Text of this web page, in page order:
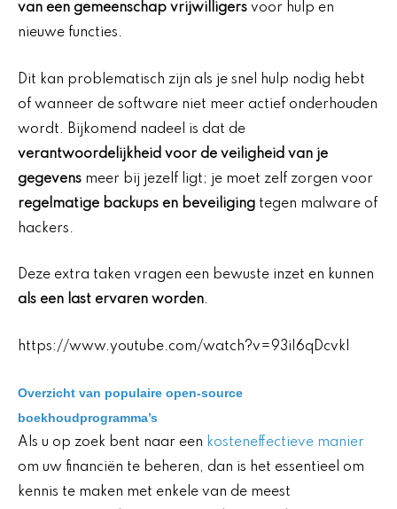
van een gemeenschap vrijwilligers voor hulp en
nieuwe functies.
Dit kan problematisch zijn als je snel hulp nodig hebt
of wanneer de software niet meer actief onderhouden
wordt. Bijkomend nadeel is dat de
verantwoordelijkheid voor de veiligheid van je
gegevens meer bij jezelf ligt; je moet zelf zorgen voor
regelmatige backups en beveiliging tegen malware of
hackers.
Deze extra taken vragen een bewuste inzet en kunnen
als een last ervaren worden.
https://www.youtube.com/watch?v=93iI6qDcvkI
Overzicht van populaire open-source
boekhoudprogramma’s
Als u op zoek bent naar een kosteneffectieve manier
om uw financiën te beheren, dan is het essentieel om
kennis te maken met enkele van de meest